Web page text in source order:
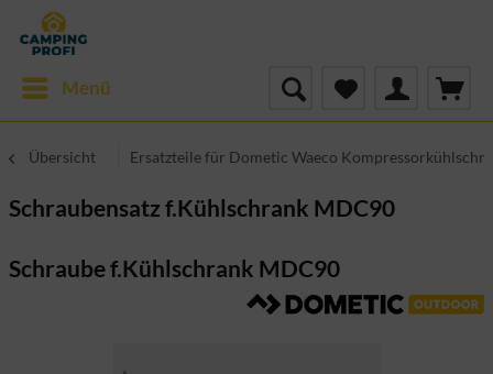
Menü
Übersicht Ersatzteile für Dometic Waeco
Schraubensatz f.Kühlschrank MDC90
Schraube f.Kühlschrank MDC90